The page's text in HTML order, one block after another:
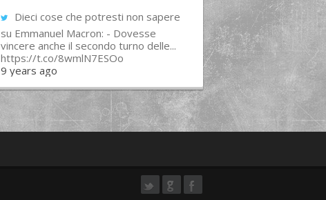
Dieci cose che potresti non sapere
su Emmanuel Macron: - Dovesse
vincere anche il secondo turno delle...
https://t.co/8wmlN7ESOo
9 years ago